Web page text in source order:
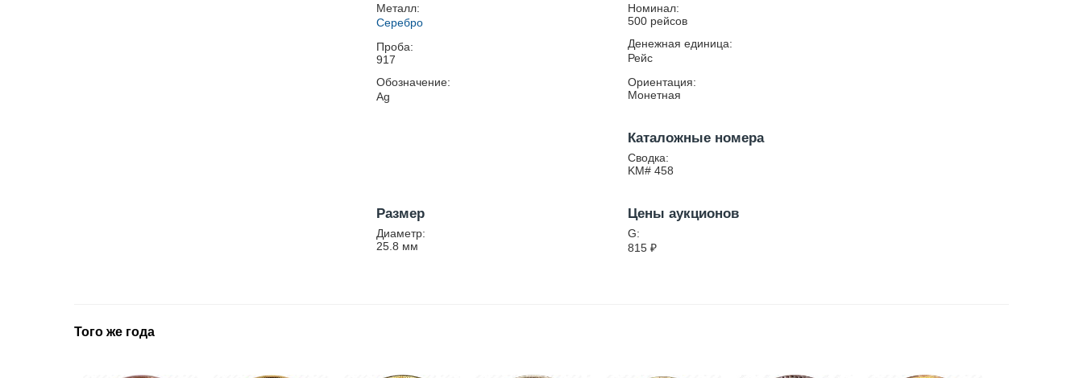
Металл:
Серебро
Проба:
917
Обозначение:
Ag
Номинал:
500 рейсов
Денежная единица:
Рейс
Ориентация:
Монетная
Каталожные номера
Сводка:
KM# 458
Размер
Диаметр:
25.8 мм
Цены аукционов
G:
815 ₽
Того же года